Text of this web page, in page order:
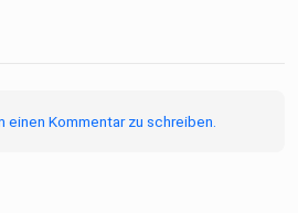
einen Kommentar zu schreiben.